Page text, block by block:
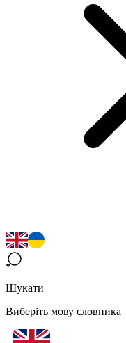
Шукати
Виберіть мову словника